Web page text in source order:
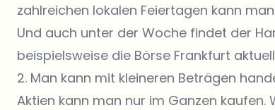
zahlreichen lokalen Feiertagen kann
Und auch unter der Woche findet der
beispielsweise die Börse Frankfurt
2. Man kann mit kleineren Beträgen
Aktien kann man nur im Ganzen kaufen.